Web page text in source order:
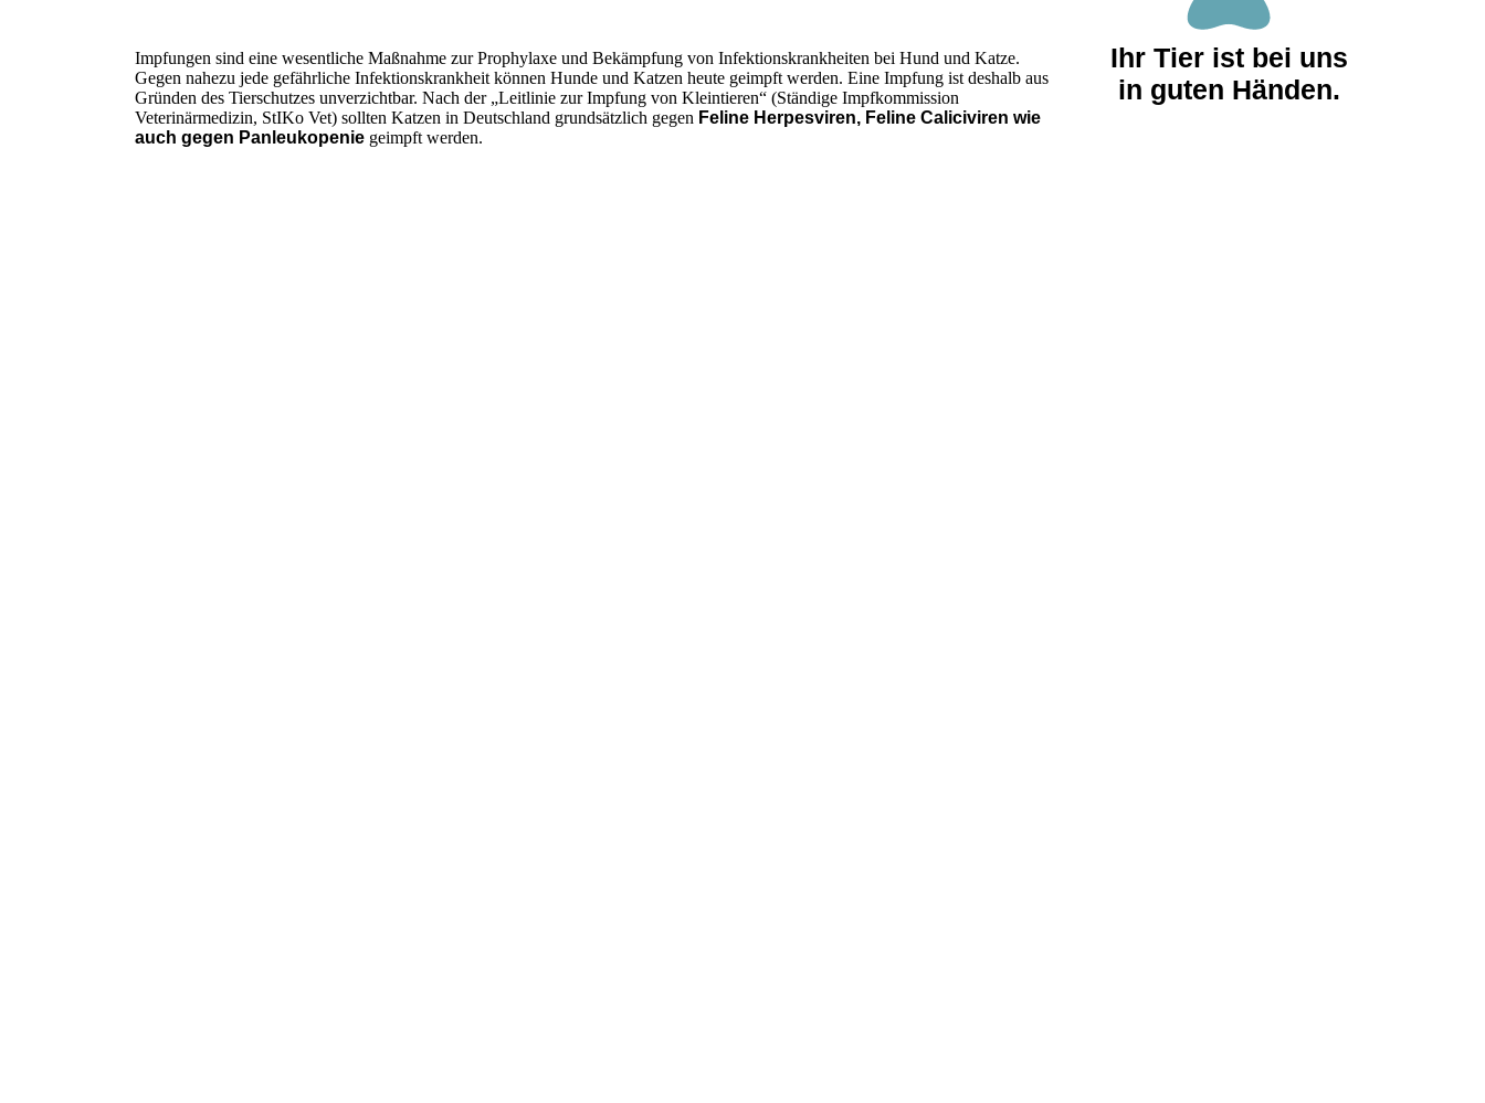
Impfungen sind eine wesentliche Maßnahme zur Prophylaxe und Bekämpfung von Infektionskrankheiten bei Hund und Katze.
Gegen nahezu jede gefährliche Infektionskrankheit können Hunde und Katzen heute geimpft werden. Eine Impfung ist deshalb aus
Gründen des Tierschutzes unverzichtbar. Nach der „Leitlinie zur Impfung von Kleintieren“ (Ständige Impfkommission
Veterinärmedizin, StIKo Vet) sollten Katzen in Deutschland grundsätzlich gegen Feline Herpesviren, Feline Caliciviren wie
auch gegen Panleukopenie geimpft werden.
Ihr Tier ist bei uns
in guten Händen.